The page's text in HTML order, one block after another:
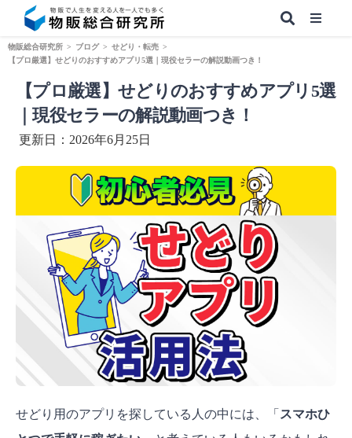
【無料】副業&本業 物販ノウハウ
物販総合研究所 > ブログ > せどり・転売 >
【プロ厳選】せどりのおすすめアプリ5選｜現役セラーの解説動画つき！
【プロ厳選】せどりのおすすめアプリ5選
｜現役セラーの解説動画つき！
更新日：2026年6月25日
せどり用のアプリを探している人の中には、「 スマホひ